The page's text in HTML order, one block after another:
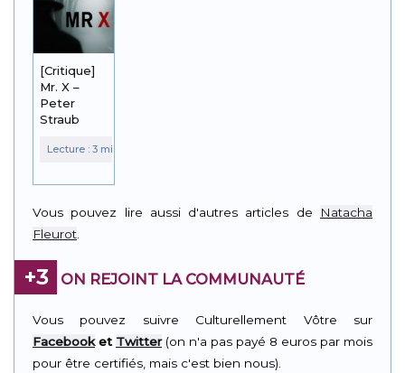
[Critique]
Mr. X –
Peter
Straub
Vous pouvez lire aussi d'autres articles de
Natacha
Fleurot.
+3 ON REJOINT LA COMMUNAUTÉ
Vous pouvez suivre Culturellement Vôtre sur
Facebooket Twitter(on n'a pas payé 8 euros par mois
pour être certifiés, mais c'est bien nous).